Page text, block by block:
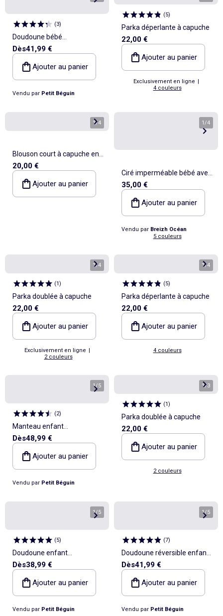
(3)
Doudoune bébé
imperméable doublée
sherpa avec capuche Nino
Dès41,99 €
Ajouter au panier
Vendu par Petit Béguin
(5)
Parka déperlante à capuche
22,00 €
Ajouter au panier
Exclusivement en ligne |
4 couleurs
1/4
Blouson court à capuche en
fausse fourrure
20,00 €
Ajouter au panier
1 /4
Ciré imperméable bébé avec
Capuche 'Breizh Ocean',
Poncho Intérieur rayé avec
Broderie
35,00 €
Ajouter au panier
Vendu par Breizh Océan
5 couleurs
1/4
(1)
Parka doublée à capuche
22,00 €
Ajouter au panier
Exclusivement en ligne |
2 couleurs
1/4
(5)
Parka déperlante à capuche
22,00 €
Ajouter au panier
4 couleurs
1/5
(2)
Manteau enfant
imperméable doublé sherpa
Lison
Dès48,99 €
Ajouter au panier
Vendu par Petit Béguin
1/3
(1)
Parka doublée à capuche
22,00 €
Ajouter au panier
2 couleurs
1/5
(5)
Doudoune enfant
imperméable doublée
polaire avec capuche Dina
Dès38,99 €
Ajouter au panier
Vendu par Petit Béguin
1/5
(7)
Doudoune réversible enfant
imperméable avec capuche
Manouk
Dès41,99 €
Ajouter au panier
Vendu par Petit Béguin